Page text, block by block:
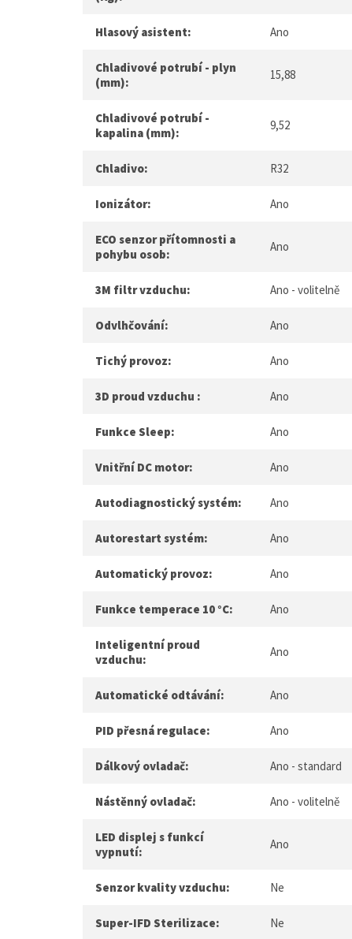
Hlasový asistent: Ano
Chladivové potrubí - plyn
(mm):
15,88
Chladivové potrubí -
kapalina (mm):
9,52
Chladivo: R32
Ionizátor: Ano
ECO senzor přítomnosti a
pohybu osob:
Ano
3M filtr vzduchu: Ano - volitelně
Odvlhčování: Ano
Tichý provoz: Ano
3D proud vzduchu : Ano
Funkce Sleep: Ano
Vnitřní DC motor: Ano
Autodiagnostický systém: Ano
Autorestart systém: Ano
Automatický provoz: Ano
Funkce temperace 10 °C: Ano
Inteligentní proud
vzduchu:
Ano
Automatické odtávání: Ano
PID přesná regulace: Ano
Dálkový ovladač: Ano - standard
Nástěnný ovladač: Ano - volitelně
LED displej s funkcí
vypnutí:
Ano
Senzor kvality vzduchu: Ne
Super-IFD Sterilizace: Ne